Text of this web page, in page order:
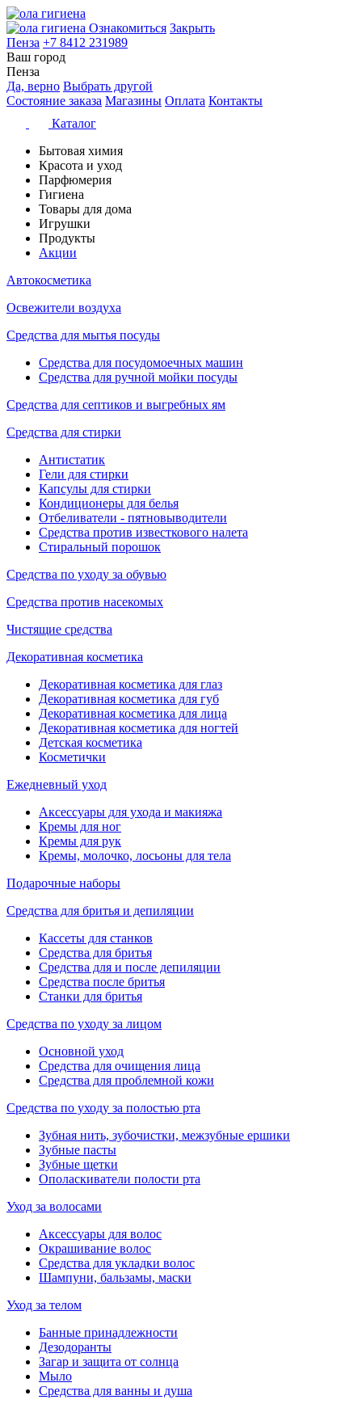
Ознакомиться Закрыть
Пенза +7 8412 231989
Ваш город
Пенза
Да, верно Выбрать другой
Состояние заказа Магазины Оплата Контакты
Каталог
Бытовая химия
Красота и уход
Парфюмерия
Гигиена
Товары для дома
Игрушки
Продукты
Акции
Автокосметика
Освежители воздуха
Средства для мытья посуды
Средства для посудомоечных машин
Средства для ручной мойки посуды
Средства для септиков и выгребных ям
Средства для стирки
Антистатик
Гели для стирки
Капсулы для стирки
Кондиционеры для белья
Отбеливатели - пятновыводители
Средства против известкового налета
Стиральный порошок
Средства по уходу за обувью
Средства против насекомых
Чистящие средства
Декоративная косметика
Декоративная косметика для глаз
Декоративная косметика для губ
Декоративная косметика для лица
Декоративная косметика для ногтей
Детская косметика
Косметички
Ежедневный уход
Аксессуары для ухода и макияжа
Кремы для ног
Кремы для рук
Кремы, молочко, лосьоны для тела
Подарочные наборы
Средства для бритья и депиляции
Кассеты для станков
Средства для бритья
Средства для и после депиляции
Средства после бритья
Станки для бритья
Средства по уходу за лицом
Основной уход
Средства для очищения лица
Средства для проблемной кожи
Средства по уходу за полостью рта
Зубная нить, зубочистки, межзубные ершики
Зубные пасты
Зубные щетки
Ополаскиватели полости рта
Уход за волосами
Аксессуары для волос
Окрашивание волос
Средства для укладки волос
Шампуни, бальзамы, маски
Уход за телом
Банные принадлежности
Дезодоранты
Загар и защита от солнца
Мыло
Средства для ванны и душа